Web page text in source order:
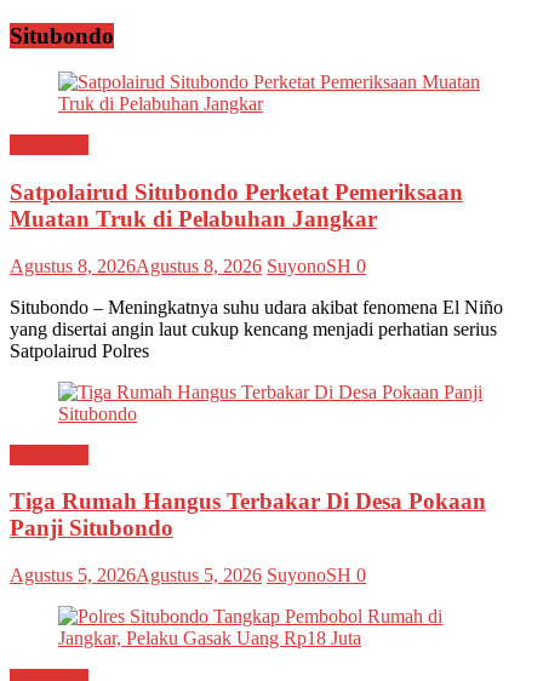
Situbondo
Satpolairud Situbondo Perketat Pemeriksaan
Muatan Truk di Pelabuhan Jangkar
Agustus 8, 2026Agustus 8, 2026 SuyonoSH 0
Situbondo – Meningkatnya suhu udara akibat fenomena El Niño
yang disertai angin laut cukup kencang menjadi perhatian serius
Satpolairud Polres
Tiga Rumah Hangus Terbakar Di Desa Pokaan
Panji Situbondo
Agustus 5, 2026Agustus 5, 2026 SuyonoSH 0